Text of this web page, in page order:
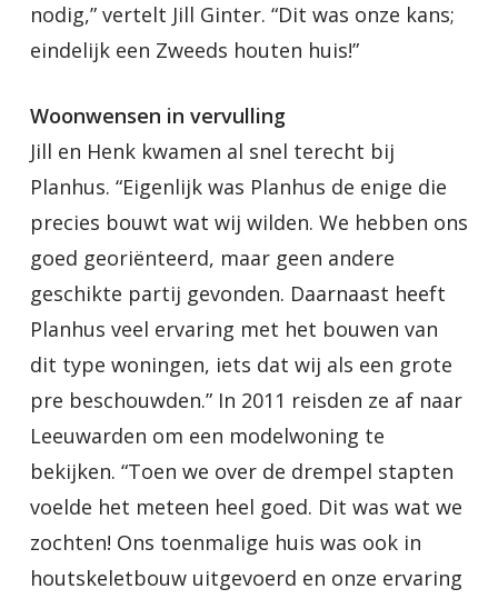
nodig,” vertelt Jill Ginter. “Dit was onze kans;
eindelijk een Zweeds houten huis!”
Woonwensen in vervulling
Jill en Henk kwamen al snel terecht bij
Planhus. “Eigenlijk was Planhus de enige die
precies bouwt wat wij wilden. We hebben ons
goed georiënteerd, maar geen andere
geschikte partij gevonden. Daarnaast heeft
Planhus veel ervaring met het bouwen van
dit type woningen, iets dat wij als een grote
pre beschouwden.” In 2011 reisden ze af naar
Leeuwarden om een modelwoning te
bekijken. “Toen we over de drempel stapten
voelde het meteen heel goed. Dit was wat we
zochten! Ons toenmalige huis was ook in
houtskeletbouw uitgevoerd en onze ervaring